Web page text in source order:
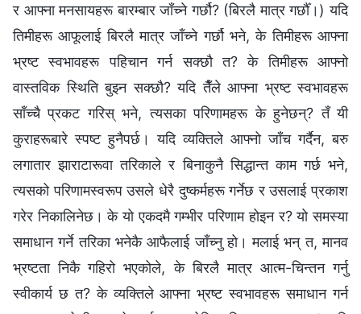
र आफ्ना मनसायहरू बारम्बार जाँच्ने गर्छौ? (बिरलै मात्र गर्छौँ।) यदि
तिमीहरू आफूलाई बिरलै मात्र जाँच्ने गर्छौ भने, के तिमीहरू आफ्ना
भ्रष्ट स्वभावहरू पहिचान गर्न सक्छौ त? के तिमीहरू आफ्नो
वास्तविक स्थिति बुझ्न सक्छौ? यदि तैँले आफ्ना भ्रष्ट स्वभावहरू
साँच्चै प्रकट गरिस् भने, त्यसका परिणामहरू के हुनेछन्? तँ यी
कुराहरूबारे स्पष्ट हुनैपर्छ। यदि व्यक्तिले आफ्नो जाँच गर्दैन, बरु
लगातार झाराटारूवा तरिकाले र बिनाकुनै सिद्धान्त काम गर्छ भने,
त्यसको परिणामस्वरूप उसले धेरै दुष्कर्महरू गर्नेछ र उसलाई प्रकाश
गरेर निकालिनेछ। के यो एकदमै गम्भीर परिणाम होइन र? यो समस्या
समाधान गर्ने तरिका भनेकै आफैलाई जाँच्नु हो। मलाई भन् त, मानव
भ्रष्टता निकै गहिरो भएकोले, के बिरलै मात्र आत्म-चिन्तन गर्नु
स्वीकार्य छ त? के व्यक्तिले आफ्ना भ्रष्ट स्वभावहरू समाधान गर्न